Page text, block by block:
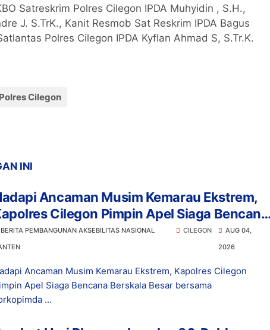
Satreskrim Polres Cilegon IPDA Muhyidin , S.H.,
J. S.TrK., Kanit Resmob Sat Reskrim IPDA Bagus
Polres Cilegon IPDA Kyflan Ahmad S, S.Tr.K.
Polres Cilegon
INI
Ancaman Musim Kemarau Ekstrem,
Cilegon Pimpin Apel Siaga Bencana
Besar bersama Forkopimda
BERITA PEMBANGUNAN AKSEBILITAS NASIONAL
CILEGON
AUG 04,
2026
Ancaman Musim Kemarau Ekstrem, Kapolres Cilegon
Apel Siaga Bencana Berskala Besar bersama
...